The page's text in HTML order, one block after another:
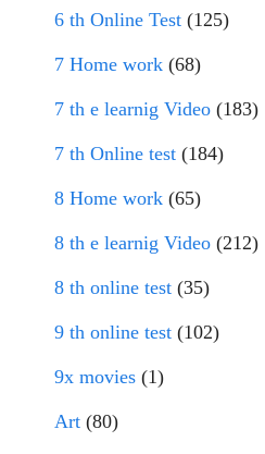
6 th Online Test (125)
7 Home work (68)
7 th e learnig Video (183)
7 th Online test (184)
8 Home work (65)
8 th e learnig Video (212)
8 th online test (35)
9 th online test (102)
9x movies (1)
Art (80)